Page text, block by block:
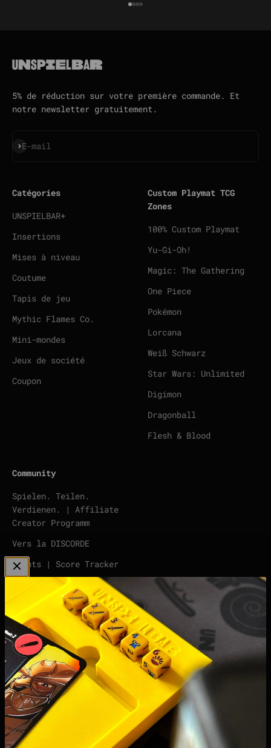
Aller à l'élément 1
Aller à l'élément 2
Aller à l'élément 3
Aller à l'élément 4
5% de réduction sur votre première commande. Et
notre newsletter gratuitement.
E-mail
S'inscrire
Catégories
UNSPIELBAR+
Insertions
Mises à niveau
Coutume
Tapis de jeu
Mythic Flames Co.
Mini-mondes
Jeux de société
Coupon
Custom Playmat TCG
Zones
100% Custom Playmat
Yu-Gi-Oh!
Magic: The Gathering
One Piece
Pokémon
Lorcana
Weiß Schwarz
Star Wars: Unlimited
Digimon
Dragonball
Flesh & Blood
Community
Spielen. Teilen.
Verdienen. | Affiliate
Creator Programm
Vers la DISCORDE
points | Score Tracker
imprimer
politique de
confidentialité
Droit de rétractation
et formulaire de
rétractation
Conditions générales de
vente